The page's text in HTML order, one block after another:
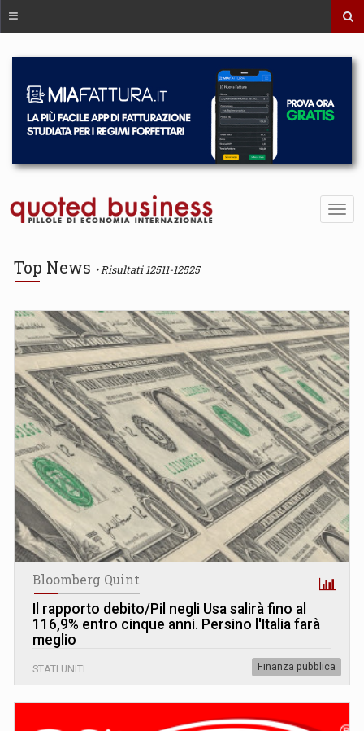
Top News Risultati 12511-12525
Bloomberg Quint
Il rapporto debito/Pil negli Usa salirà fino al
116,9% entro cinque anni. Persino l'Italia farà
meglio
STATI UNITI Finanza pubblica